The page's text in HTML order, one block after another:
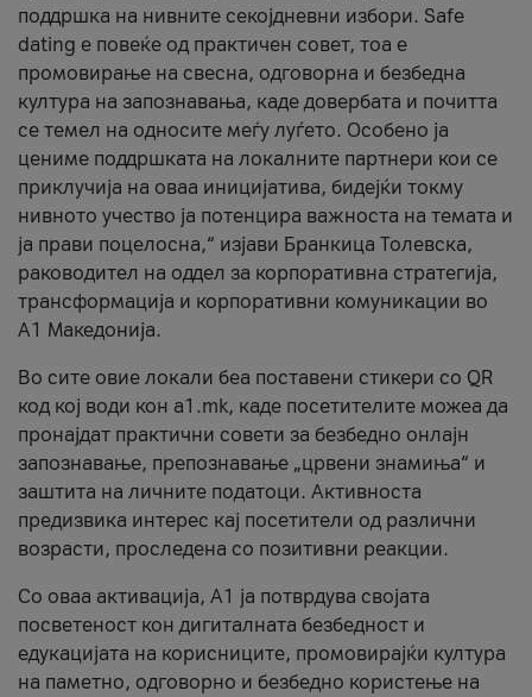
поддршка на нивните секојдневни избори. Safe
dating е повеќе од практичен совет, тоа е
промовирање на свесна, одговорна и безбедна
култура на запознавања, каде довербата и почитта
се темел на односите меѓу луѓето. Особено ја
цениме поддршката на локалните партнери кои се
приклучија на оваа иницијатива, бидејќи токму
нивното учество ја потенцира важноста на темата и
ја прави поцелосна,“ изјави Бранкица Толевска,
раководител на оддел за корпоративна стратегија,
трансформација и корпоративни комуникации во
А1 Македонија.
Во сите овие локали беа поставени стикери со QR
код кој води кон a1.mk, каде посетителите можеа да
пронајдат практични совети за безбедно онлајн
запознавање, препознавање „црвени знамиња“ и
заштита на личните податоци. Активноста
предизвика интерес кај посетители од различни
возрасти, проследена со позитивни реакции.
Со оваа активација, А1 ја потврдува својата
посветеност кон дигиталната безбедност и
едукацијата на корисниците, промовирајќи култура
на паметно, одговорно и безбедно користење на